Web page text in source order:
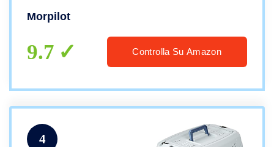
Trasporto Confortevole, Borsa Ripiegabile
Viaggio Sull’ Aereo
Morpilot
9.7 Controlla Su Amazon
4